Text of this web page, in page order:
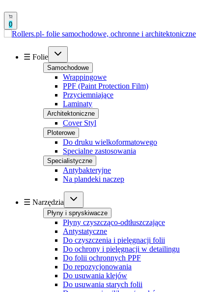
0
☰ Folie
Samochodowe
Wrappingowe
PPF (Paint Protection Film)
Przyciemniające
Laminaty
Architektoniczne
Cover Styl
Ploterowe
Do druku wielkoformatowego
Specialne zastosowania
Specialistyczne
Antybakteryjne
Na plandeki naczep
☰ Narzędzia
Płyny i spryskiwacze
Płyny czyszcząco-odtłuszczające
Antystatyczne
Do czyszczenia i pielęgnacji folii
Do ochrony i pielęgnacji w detailingu
Do folii ochronnych PPF
Do repozycjonowania
Do usuwania klejów
Do usuwania starych folii